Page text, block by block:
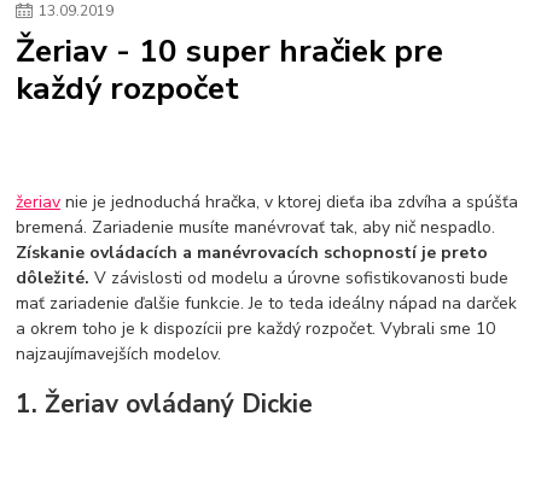
Plyšový macovia
Lego Star Wars
Darčeky na Vianoce 2019
Vianočný darček pre dievča do 20€
Hry pre deti
Skladačky pre deti
L.O.L. Surprise zvieratká
L.O.L. Surprise hračky
L.O.L. Surprise domčeky
L.O.L. Surprise postavičky
L.O.L. Surprise zberateľské figúrky
L.O.L. OMG L.O.L. OMG Bábiky
13.09.2019
Žeriav - 10 super hračiek pre
každý rozpočet
žeriav nie je jednoduchá hračka, v ktorej dieťa iba zdvíha a spúšťa
bremená. Zariadenie musíte manévrovať tak, aby nič nespadlo.
Získanie ovládacích a manévrovacích schopností je preto
dôležité.V závislosti od modelu a úrovne sofistikovanosti bude
mať zariadenie ďalšie funkcie. Je to teda ideálny nápad na darček
a okrem toho je k dispozícii pre každý rozpočet. Vybrali sme 10
najzaujímavejších modelov.
1. Žeriav ovládaný Dickie